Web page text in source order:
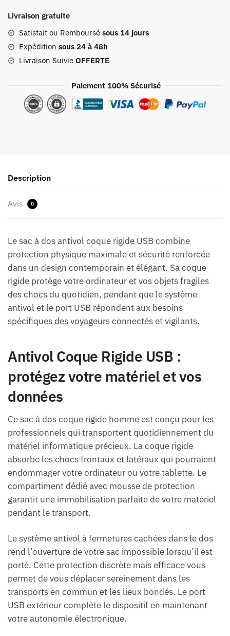
Dos
Antivol
Coque
Rigide
Livraison gratuite
Satisfait ou Remboursé sous 14 jours
Expédition sous 24 à 48h
Livraison Suivie OFFERTE
Paiement 100% Sécurisé
Description
Avis 0
Le sac à dos antivol coque rigide USB combine
protection physique maximale et sécurité renforcée
dans un design contemporain et élégant. Sa coque
rigide protège votre ordinateur et vos objets fragiles
des chocs du quotidien, pendant que le système
antivol et le port USB répondent aux besoins
spécifiques des voyageurs connectés et vigilants.
Antivol Coque Rigide USB :
protégez votre matériel et vos
données
Ce sac à dos coque rigide homme est conçu pour les
professionnels qui transportent quotidiennement du
matériel informatique précieux. La coque rigide
absorbe les chocs frontaux et latéraux qui pourraient
endommager votre ordinateur ou votre tablette. Le
compartiment dédié avec mousse de protection
garantit une immobilisation parfaite de votre matériel
pendant le transport.
Le système antivol à fermetures cachées dans le dos
rend l’ouverture de votre sac impossible lorsqu’il est
porté. Cette protection discrète mais efficace vous
permet de vous déplacer sereinement dans les
transports en commun et les lieux bondés. Le port
USB extérieur complète le dispositif en maintenant
votre autonomie électronique.